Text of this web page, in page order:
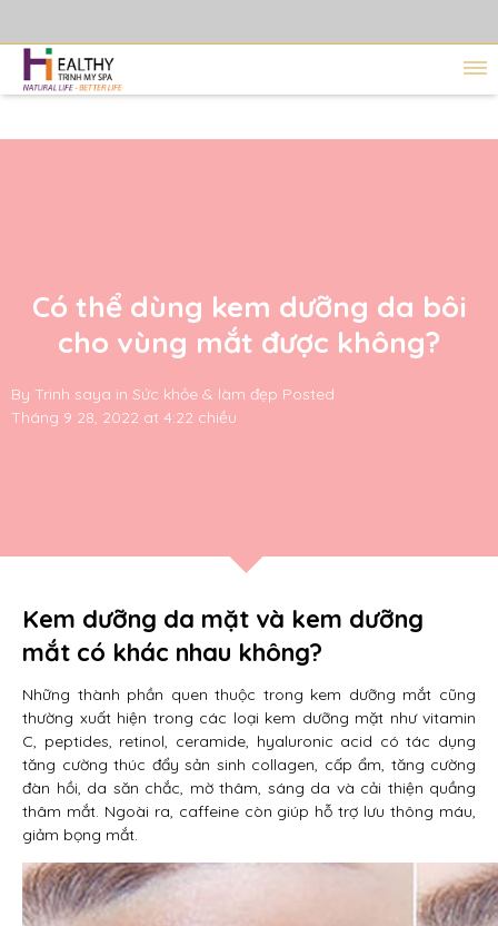
Có thể dùng kem dưỡng da bôi
cho vùng mắt được không?
By Trinh saya in Sức khỏe & làm đẹp Posted
Tháng 9 28, 2022 at 4:22 chiều
Kem dưỡng da mặt và kem dưỡng
mắt có khác nhau không?
Những thành phần quen thuộc trong kem dưỡng mắt cũng
thường xuất hiện trong các loại kem dưỡng mặt như vitamin
C, peptides, retinol, ceramide, hyaluronic acid có tác dụng
tăng cường thúc đẩy sản sinh collagen, cấp ẩm, tăng cường
đàn hồi, da săn chắc, mờ thâm, sáng da và cải thiện quầng
thâm mắt. Ngoài ra, caffeine còn giúp hỗ trợ lưu thông máu,
giảm bọng mắt.